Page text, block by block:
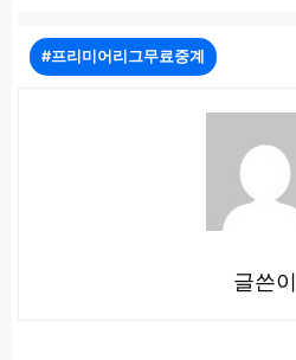
#프리미어리그무료중계
글쓴이